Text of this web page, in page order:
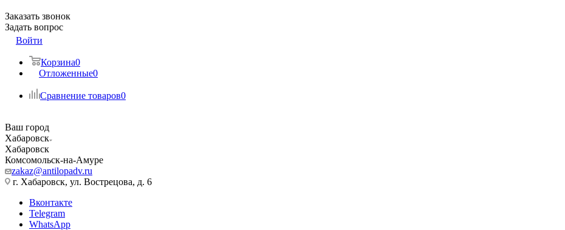
Заказать звонок
Задать вопрос
Войти
Корзина0
Отложенные0
Сравнение товаров0
Ваш город
Хабаровск
Хабаровск
Комсомольск-на-Амуре
zakaz@antilopadv.ru
г. Хабаровск, ул. Вострецова, д. 6
Вконтакте
Telegram
WhatsApp